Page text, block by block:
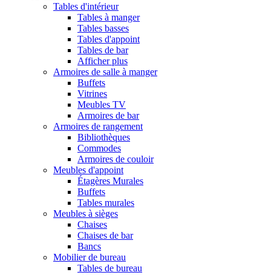
Tables d'intérieur
Tables à manger
Tables basses
Tables d'appoint
Tables de bar
Afficher plus
Armoires de salle à manger
Buffets
Vitrines
Meubles TV
Armoires de bar
Armoires de rangement
Bibliothèques
Commodes
Armoires de couloir
Meubles d'appoint
Étagères Murales
Buffets
Tables murales
Meubles à sièges
Chaises
Chaises de bar
Bancs
Mobilier de bureau
Tables de bureau